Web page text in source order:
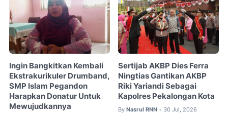
Ingin Bangkitkan Kembali
Ekstrakurikuler Drumband,
SMP Islam Pegandon
Harapkan Donatur Untuk
Mewujudkannya
Sertijab AKBP Dies Ferra
Ningtias Gantikan AKBP
Riki Yariandi Sebagai
Kapolres Pekalongan Kota
By Nasrul RNN • 30 Jul, 2026